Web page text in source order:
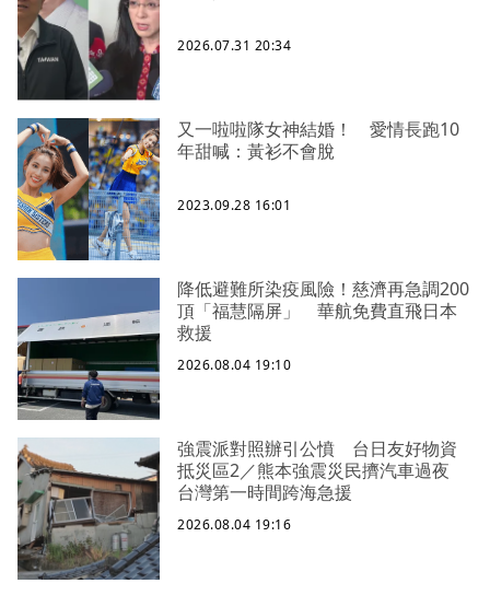
2026.07.31 20:34
又一啦啦隊女神結婚！ 愛情長跑10
年甜喊：黃衫不會脫
2023.09.28 16:01
降低避難所染疫風險！慈濟再急調200
頂「福慧隔屏」 華航免費直飛日本
救援
2026.08.04 19:10
強震派對照辦引公憤 台日友好物資
抵災區2／熊本強震災民擠汽車過夜
台灣第一時間跨海急援
2026.08.04 19:16